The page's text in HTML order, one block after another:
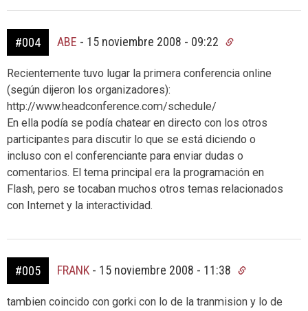
#004 ABE - 15 noviembre 2008 - 09:22
Recientemente tuvo lugar la primera conferencia online
(según dijeron los organizadores):
http://www.headconference.com/schedule/
En ella podía se podía chatear en directo con los otros
participantes para discutir lo que se está diciendo o
incluso con el conferenciante para enviar dudas o
comentarios. El tema principal era la programación en
Flash, pero se tocaban muchos otros temas relacionados
con Internet y la interactividad.
#005 FRANK - 15 noviembre 2008 - 11:38
tambien coincido con gorki con lo de la tranmision y lo de